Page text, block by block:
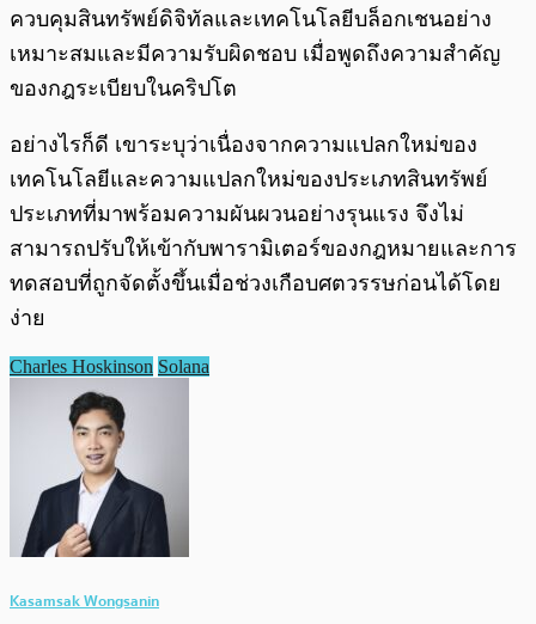
ควบคุมสินทรัพย์ดิจิทัลและเทคโนโลยีบล็อกเชนอย่าง
เหมาะสมและมีความรับผิดชอบ เมื่อพูดถึงความสำคัญ
ของกฎระเบียบในคริปโต
อย่างไรก็ดี เขาระบุว่าเนื่องจากความแปลกใหม่ของ
เทคโนโลยีและความแปลกใหม่ของประเภทสินทรัพย์
ประเภทที่มาพร้อมความผันผวนอย่างรุนแรง จึงไม่
สามารถปรับให้เข้ากับพารามิเตอร์ของกฎหมายและการ
ทดสอบที่ถูกจัดตั้งขึ้นเมื่อช่วงเกือบศตวรรษก่อนได้โดย
ง่าย
Charles Hoskinson Solana
Kasamsak Wongsanin